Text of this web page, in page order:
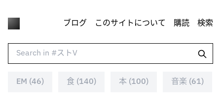
ブログ このサイトについて 購読 検索
EM (46) 食 (140) 本 (100) 音楽 (61)